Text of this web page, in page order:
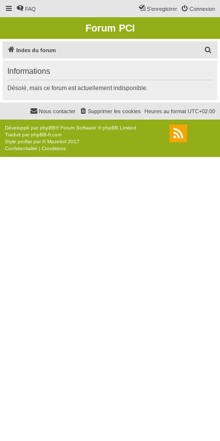
FAQ Connexion
S’enregistrer
Forum PCI
Index du forum
r
c
r
Informations
Désolé, mais ce forum est actuellement indisponible.
Heures au format UTC+02:00
Supprimer les cookies
Nous contacter
Développé parphpBB® Forum Software © phpBB Limited
Traduit parphpBB-fr.com
Style proflat par ©Mazeltof 2017
Confidentialité | Conditions